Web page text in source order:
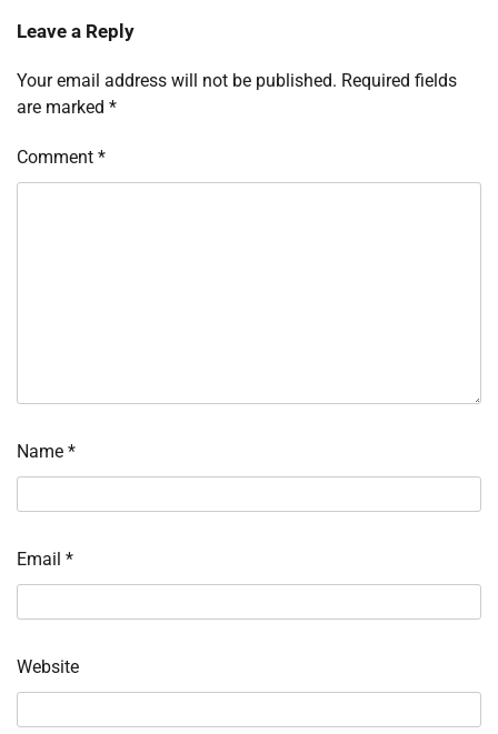
Leave a Reply
Your email address will not be published. Required fields
are marked *
Comment *
Name *
Email *
Website